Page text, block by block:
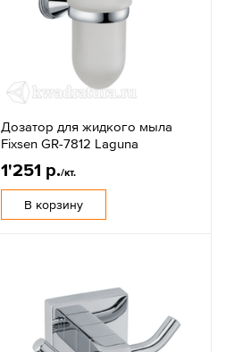
Дозатор для жидкого мыла
Fixsen GR-7812 Laguna
1'251 р./кт.
В корзину